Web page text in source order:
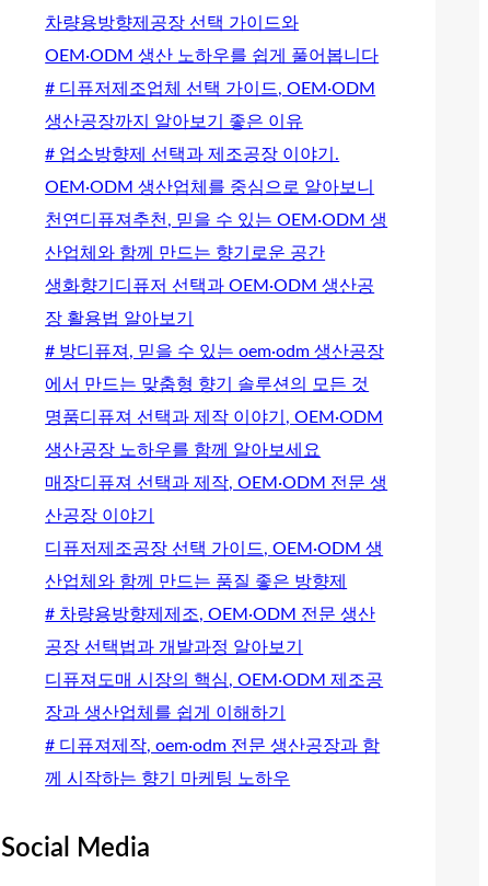
차량용방향제공장 선택 가이드와
OEM·ODM 생산 노하우를 쉽게 풀어봅니다
# 디퓨저제조업체 선택 가이드, OEM·ODM
생산공장까지 알아보기 좋은 이유
# 업소방향제 선택과 제조공장 이야기.
OEM·ODM 생산업체를 중심으로 알아보니
천연디퓨져추천, 믿을 수 있는 OEM·ODM 생
산업체와 함께 만드는 향기로운 공간
생화향기디퓨저 선택과 OEM·ODM 생산공
장 활용법 알아보기
# 방디퓨져, 믿을 수 있는 oem·odm 생산공장
에서 만드는 맞춤형 향기 솔루션의 모든 것
명품디퓨져 선택과 제작 이야기, OEM·ODM
생산공장 노하우를 함께 알아보세요
매장디퓨져 선택과 제작, OEM·ODM 전문 생
산공장 이야기
디퓨저제조공장 선택 가이드, OEM·ODM 생
산업체와 함께 만드는 품질 좋은 방향제
# 차량용방향제제조, OEM·ODM 전문 생산
공장 선택법과 개발과정 알아보기
디퓨져도매 시장의 핵심, OEM·ODM 제조공
장과 생산업체를 쉽게 이해하기
# 디퓨져제작, oem·odm 전문 생산공장과 함
께 시작하는 향기 마케팅 노하우
Social Media